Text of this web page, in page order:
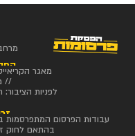
מאגר
//
לפניות הציבור:
עבודות הפרסום
בהתאם לחוק